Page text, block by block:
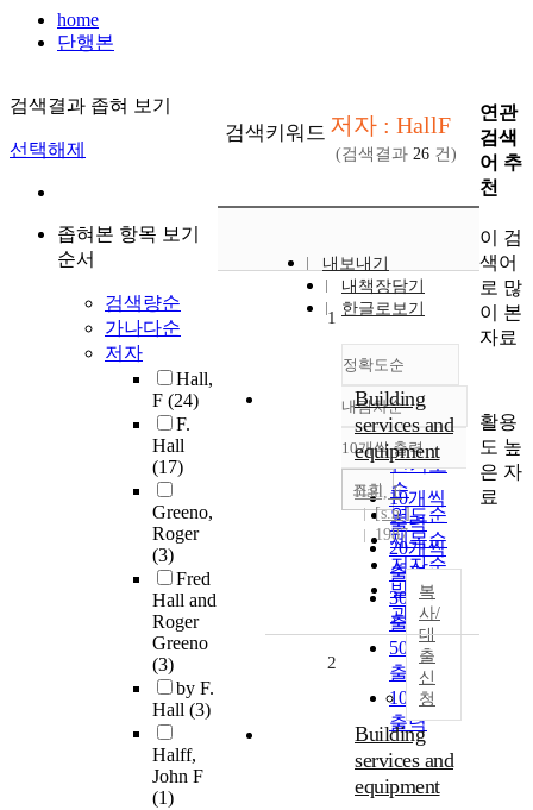
home
단행본
검색결과 좁혀 보기
선택해제
좁혀본 항목 보기
순서
검색량순
가나다순
저자
Hall,
F (24)
F.
Hall
(17)
Greeno,
Roger
(3)
Fred
Hall and
Roger
Greeno
(3)
by F.
Hall (3)
Halff,
John F
(1)
검색키워드 저자 : HallF
(검색결과 26 건)
내보내기
내책장담기
한글로보기
정확도순
정확도
순
인기도
순
연도순
제목순
저자순
발행기
관순
내림차순
내림차순
10개씩 출력
10개씩
출력
20개씩
출력
30개씩
출력
50개씩
출력
100개씩
출력
조회
1
Building
services and
equipment
Hall, F
[s.n.]
1987
복
사/
대
출
신
청
2
Building
services and
equipment
연관
검색
어 추
천
이 검
색어
로 많
이 본
자료
활용
도 높
은 자
료